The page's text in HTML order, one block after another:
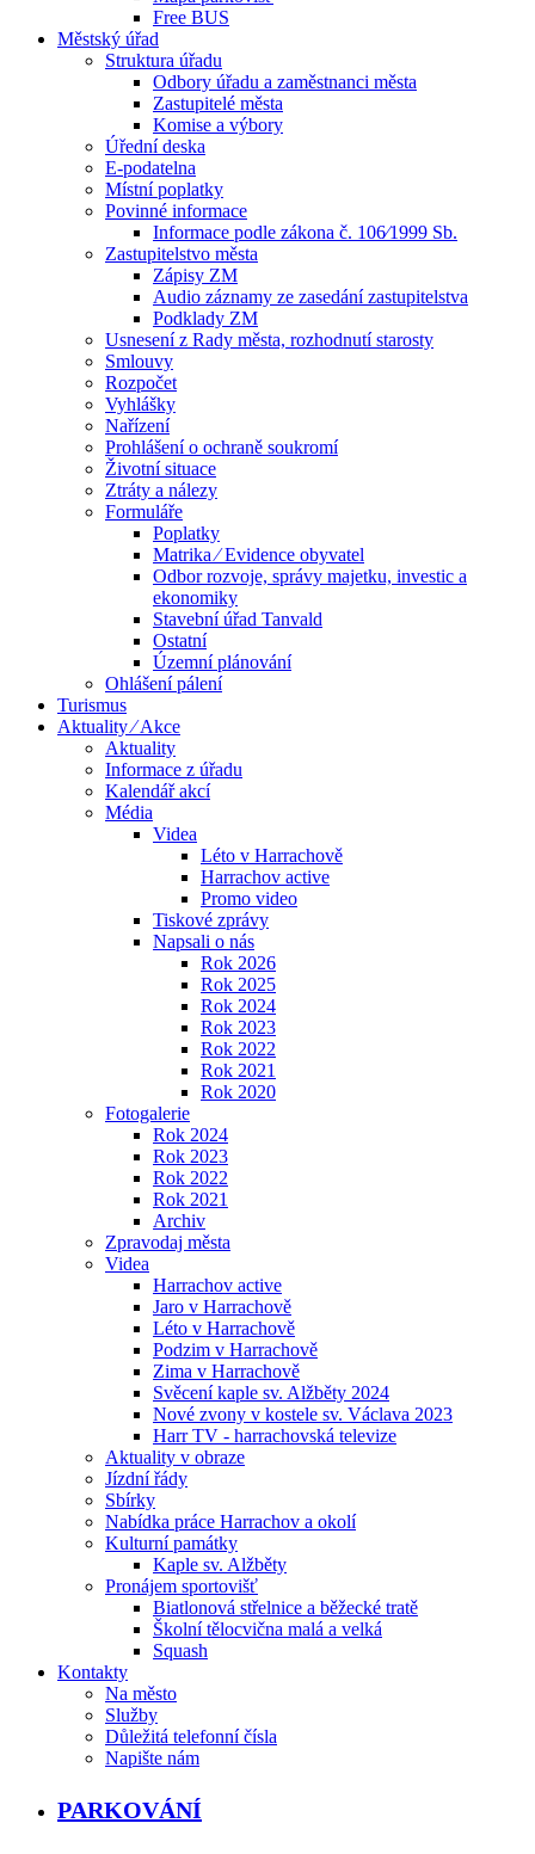
Free BUS
Městský úřad
Struktura úřadu
Odbory úřadu a zaměstnanci města
Zastupitelé města
Komise a výbory
Úřední deska
E-podatelna
Místní poplatky
Povinné informace
Informace podle zákona č. 106⁄1999 Sb.
Zastupitelstvo města
Zápisy ZM
Audio záznamy ze zasedání zastupitelstva
Podklady ZM
Usnesení z Rady města, rozhodnutí starosty
Smlouvy
Rozpočet
Vyhlášky
Nařízení
Prohlášení o ochraně soukromí
Životní situace
Ztráty a nálezy
Formuláře
Poplatky
Matrika ⁄ Evidence obyvatel
Odbor rozvoje, správy majetku, investic a
ekonomiky
Stavební úřad Tanvald
Ostatní
Územní plánování
Ohlášení pálení
Turismus
Aktuality ⁄ Akce
Aktuality
Informace z úřadu
Kalendář akcí
Média
Videa
Léto v Harrachově
Harrachov active
Promo video
Tiskové zprávy
Napsali o nás
Rok 2026
Rok 2025
Rok 2024
Rok 2023
Rok 2022
Rok 2021
Rok 2020
Fotogalerie
Rok 2024
Rok 2023
Rok 2022
Rok 2021
Archiv
Zpravodaj města
Videa
Harrachov active
Jaro v Harrachově
Léto v Harrachově
Podzim v Harrachově
Zima v Harrachově
Svěcení kaple sv. Alžběty 2024
Nové zvony v kostele sv. Václava 2023
Harr TV - harrachovská televize
Aktuality v obraze
Jízdní řády
Sbírky
Nabídka práce Harrachov a okolí
Kulturní památky
Kaple sv. Alžběty
Pronájem sportovišť
Biatlonová střelnice a běžecké tratě
Školní tělocvična malá a velká
Squash
Kontakty
Na město
Služby
Důležitá telefonní čísla
Napište nám
PARKOVÁNÍ